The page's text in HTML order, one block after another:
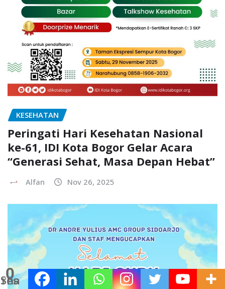
0
Shares
KESEHATAN
Peringati Hari Kesehatan Nasional
ke-61, IDI Kota Bogor Gelar Acara
“Generasi Sehat, Masa Depan Hebat”
Alfan Nov 26, 2025